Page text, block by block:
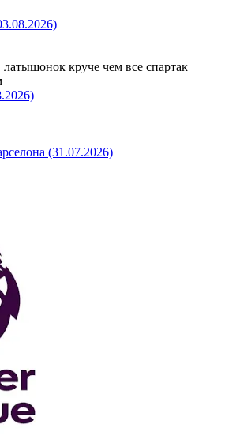
латышонок круче чем все спартак
(31.07.2026)